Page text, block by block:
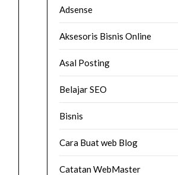
Adsense
Aksesoris Bisnis Online
Asal Posting
Belajar SEO
Bisnis
Cara Buat web Blog
Catatan WebMaster